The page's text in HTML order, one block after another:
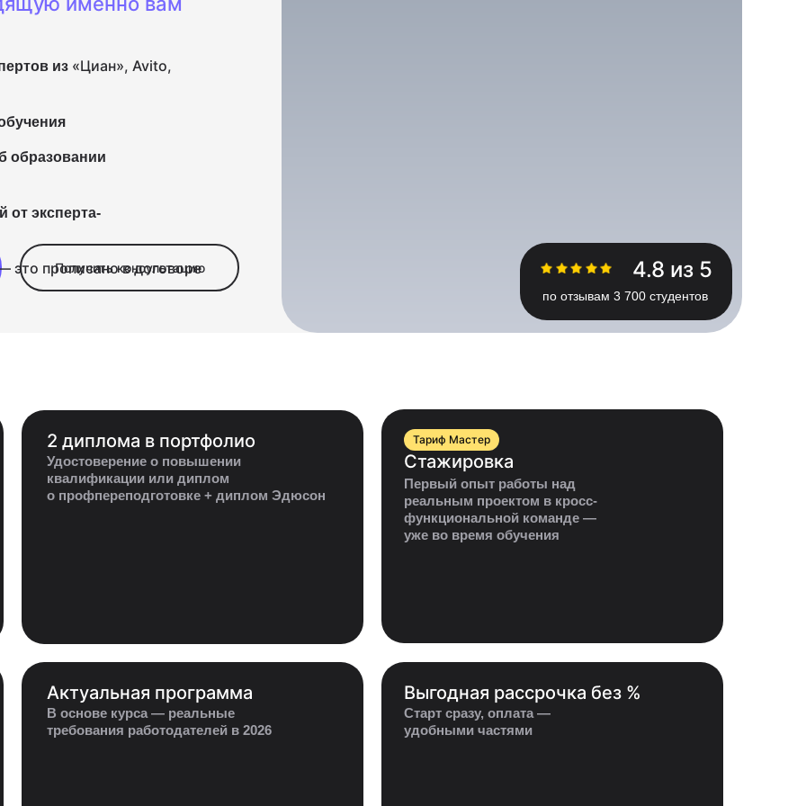
из «Циан», Avito,
образовании
от эксперта-
это прописано в договоре 4.8 из 5
по отзывам 3 700 студентов
Получить консультацию
Актуальная программа
В основе курса — реальные
требования работодателей в 2026
2 диплома в портфолио
Удостоверение о повышении
квалификации или диплом
о профпереподготовке + диплом Эдюсон
Тариф Мастер
Стажировка
Первый опыт работы над
реальным проектом в кросс-
функциональной команде —
уже во время обучения
Выгодная рассрочка без %
Старт сразу, оплата —
удобными частями